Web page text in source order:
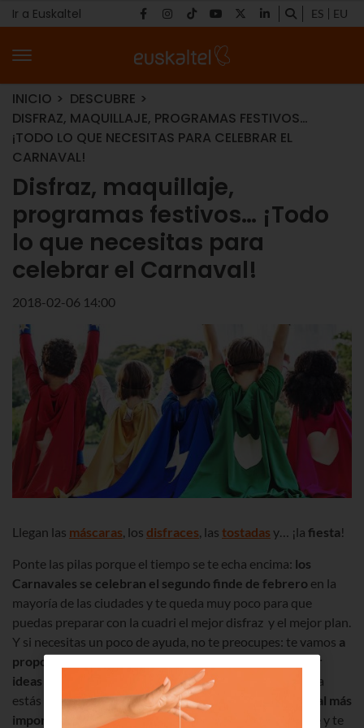
Ir a Euskaltel ES EU
INICIO
DESCUBRE
DISFRAZ, MAQUILLAJE, PROGRAMAS FESTIVOS…
¡TODO LO QUE NECESITAS PARA CELEBRAR EL
CARNAVAL!
Disfraz, maquillaje,
programas festivos… ¡Todo
lo que necesitas para
celebrar el Carnaval!
2018-02-06 14:00
Llegan las máscaras, los disfraces, las tostadas y… ¡la fiesta!
Ponte las pilas porque el tiempo se te echa encima: los
Carnavales se celebran el segundo finde de febrero en la
mayoría de las ciudades y te queda muy poco para que
puedas preparar con la cuadri el mejor disfraz y el mejor plan.
Y si necesitas un poco de ayuda, no te preocupes: te vamos a
proponer varias Apps gratuitas para que puedas coger
ideas para maquillarte y disfrazarte . Además, si todavía
estás sin plan, te vamos a dar losprogramas de Carnaval más
importantes
, para que puedas elegir el que más te guste y te